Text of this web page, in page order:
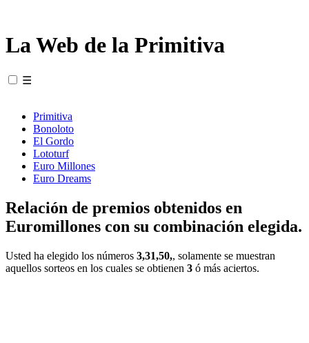
La Web de la Primitiva
☰
Primitiva
Bonoloto
El Gordo
Lototurf
Euro Millones
Euro Dreams
Relación de premios obtenidos en
Euromillones con su combinación elegida.
Usted ha elegido los números 3,31,50,, solamente se muestran
aquellos sorteos en los cuales se obtienen 3 ó más aciertos.